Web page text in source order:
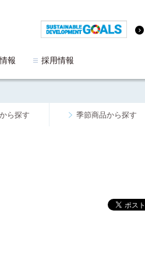
報 採用情報
ら探す 季節商品から探す